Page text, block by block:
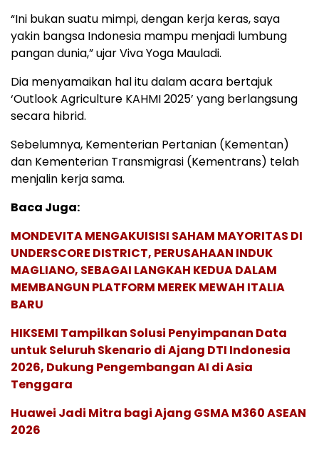
“Ini bukan suatu mimpi, dengan kerja keras, saya
yakin bangsa Indonesia mampu menjadi lumbung
pangan dunia,” ujar Viva Yoga Mauladi.
Dia menyamaikan hal itu dalam acara bertajuk
‘Outlook Agriculture KAHMI 2025’ yang berlangsung
secara hibrid.
Sebelumnya, Kementerian Pertanian (Kementan)
dan Kementerian Transmigrasi (Kementrans) telah
menjalin kerja sama.
Baca Juga:
MONDEVITA MENGAKUISISI SAHAM MAYORITAS DI
UNDERSCORE DISTRICT, PERUSAHAAN INDUK
MAGLIANO, SEBAGAI LANGKAH KEDUA DALAM
MEMBANGUN PLATFORM MEREK MEWAH ITALIA
BARU
HIKSEMI Tampilkan Solusi Penyimpanan Data
untuk Seluruh Skenario di Ajang DTI Indonesia
2026, Dukung Pengembangan AI di Asia
Tenggara
Huawei Jadi Mitra bagi Ajang GSMA M360 ASEAN
2026